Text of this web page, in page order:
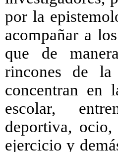
por la
acompañar a
que de
rincones de
concentran en
escolar,
deportiva,
ejercicio y